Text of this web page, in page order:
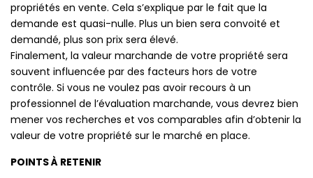
propriétés en vente. Cela s’explique par le fait que la
demande est quasi-nulle. Plus un bien sera convoité et
demandé, plus son prix sera élevé.
Finalement, la valeur marchande de votre propriété sera
souvent influencée par des facteurs hors de votre
contrôle. Si vous ne voulez pas avoir recours à un
professionnel de l’évaluation marchande, vous devrez bien
mener vos recherches et vos comparables afin d’obtenir la
valeur de votre propriété sur le marché en place.
POINTS À RETENIR